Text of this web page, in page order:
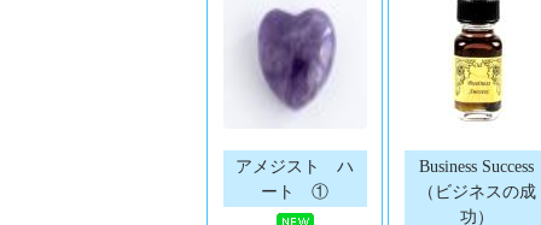
アメジスト ハ
ート ①
Business Success
（ビジネスの成
功）